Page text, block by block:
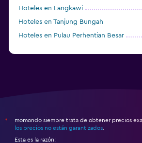
Hoteles en Langkawi
Hoteles en Tanjung Bungah
Hoteles en Pulau Perhentian Besar
*
momondo siempre trata de obtener precios
los precios no están garantizados
Esta es la razón: